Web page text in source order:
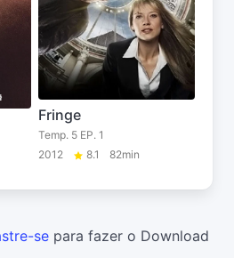
Fringe
Temp. 5 EP. 1
2012
8.1 82min
se para fazer o Download